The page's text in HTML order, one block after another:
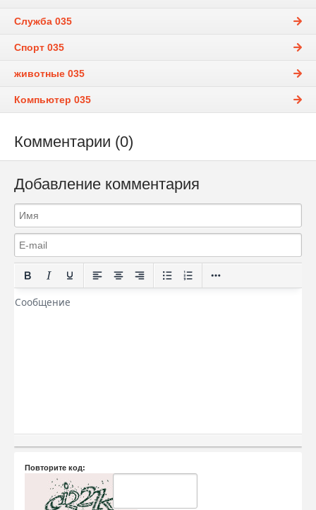
Служба 035
Спорт 035
животные 035
Компьютер 035
Комментарии (0)
Добавление комментария
Повторите код: